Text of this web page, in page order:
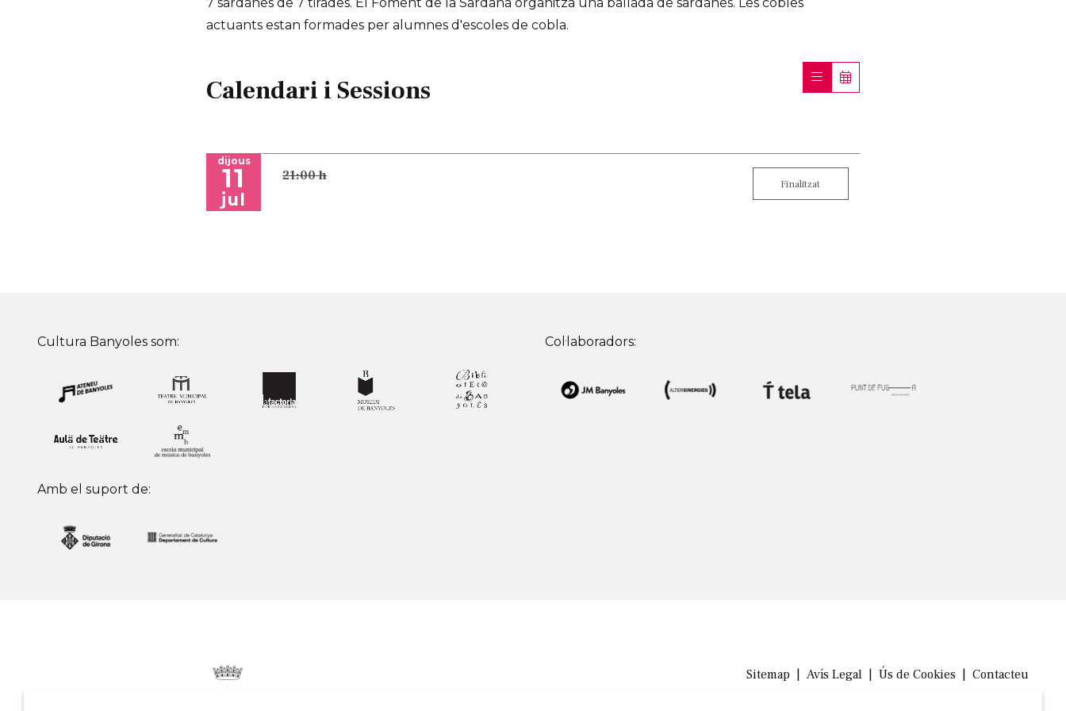
actuants estan formades per alumnes d'escoles de cobla.
Calendari i Sessions
dijous
11
jul
21:00 h
Finalitzat
Cultura Banyoles som:
Amb el suport de:
Col·laboradors:
Sitemap Avís Legal Ús de Cookies Contacteu